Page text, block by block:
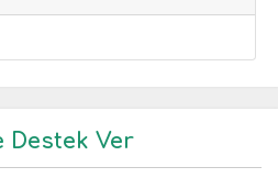
Destek Ver